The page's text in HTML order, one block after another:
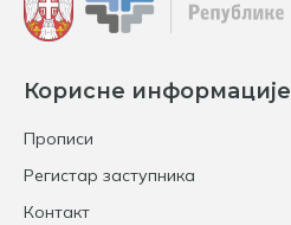
Корисне информације
Прописи
Регистар заступника
Контакт